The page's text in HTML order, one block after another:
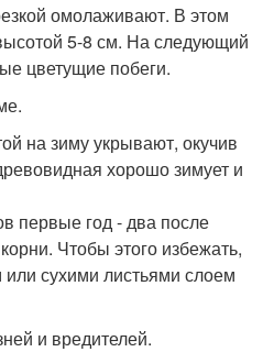
омолаживают. В этом
5-8 см. На следующий
цветущие побеги.
на зиму укрывают, окучив
хорошо зимует и
первые год - два после
Чтобы этого избежать,
сухими листьями слоем
и вредителей.